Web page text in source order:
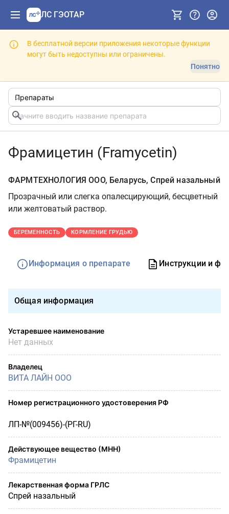
ЛС ГЭОТАР
В бесплатной версии приложения некоторые функции
могут быть недоступны или ограничены.
Понятно
Фрамицетин (Framycetin)
ФАРМТЕХНОЛОГИЯ ООО, Беларусь, Спрей назальный
Прозрачный или слегка опалесцирующий, бесцветный
или желтоватый раствор.
БЕРЕМЕННОСТЬ КОРМЛЕНИЕ ГРУДЬЮ
Информация о препарате Инструкции и
Общая информация
Устаревшее наименование
Нет данных
Владелец
ВИТА ЛАЙН ООО
Номер регистрационного удостоверения РФ
ЛП-№(009456)-(РГ-RU)
Действующее вещество (МНН)
Фрамицетин
Лекарственная форма ГРЛС
Спрей назальный